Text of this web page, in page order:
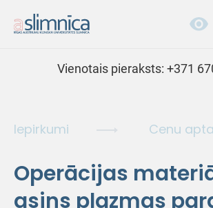
Vienotais pieraksts: +371
Iepirkumi Cenu
Operācijas
asins plazmas